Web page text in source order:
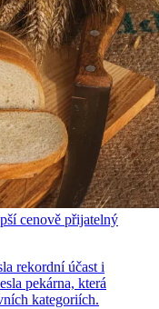
cenově přijatelný
rekordní účast i
pekárna, která
kategoriích.